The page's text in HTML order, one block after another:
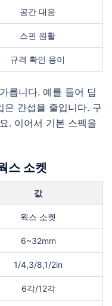
공간 대응
스핀 원활
규격 확인 용이
릅니다. 예를 들어 딥
은 간섭을 줄입니다. 구
. 이어서 기본 스펙을
스 소켓
값
웍스 소켓
6~32mm
1/4,3/8,1/2in
6각/12각